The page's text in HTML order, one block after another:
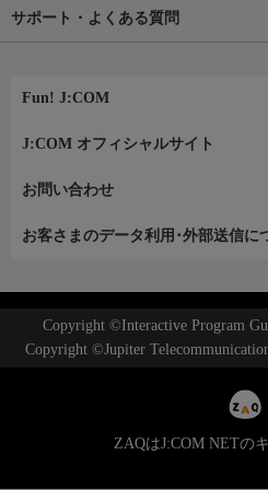
サポート・よくある質問
Fun! J:COM
J:COM オフィシャルサイト
お問い合わせ
お客さまのデータ利用･外部送信に
Copyright ©Interactive Program
Copyright ©Jupiter
ZAQはJ:COM NETの